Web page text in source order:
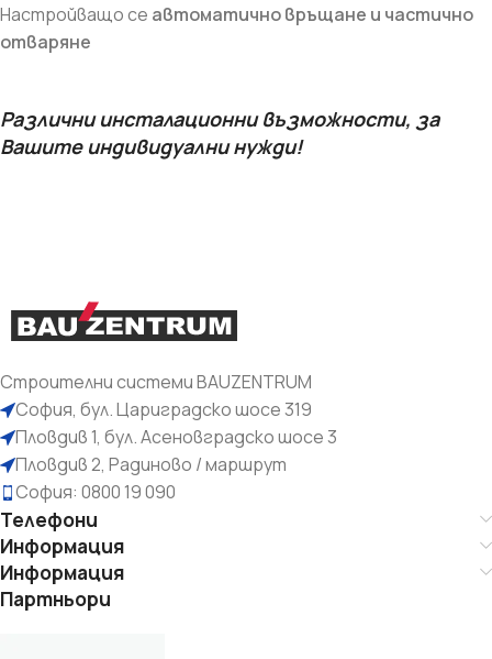
Настройващо се автоматично връщане и частично
отваряне
Различни инсталационни възможности, за
Вашите индивидуални нужди!
Строителни системи BAUZENTRUM
София, бул. Цариградско шосе 319
Пловдив 1, бул. Асеновградско шосе 3
Пловдив 2, Радиново / маршрут
София: 0800 19 090
Телефони
Информация
Информация
Партньори